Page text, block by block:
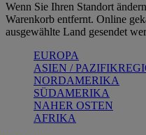
Wenn Sie Ihren Standort
Warenkorb entfernt. Online
ausgewählte Land gesendet
EUROPA
ASIEN /
NORDAMERIKA
SÜDAMERIKA
NAHER OSTEN
AFRIKA